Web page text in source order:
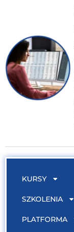
KURSY
SZKOLENIA
PLATFORMA